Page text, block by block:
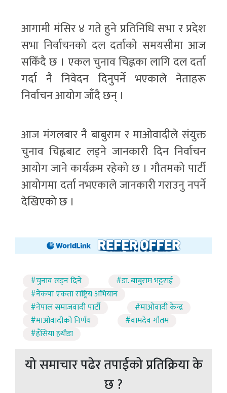
आगामी मंसिर ४ गते हुने प्रतिनिधि सभा र प्रदेश
सभा निर्वाचनको दल दर्ताको समयसीमा आज
सकिँदै छ । एकल चुनाव चिह्नका लागि दल दर्ता
गर्दा नै निवेदन दिनुपर्ने भएकाले नेताहरू
निर्वाचन आयोग जाँदै छन् ।
आज मंगलबार नै बाबुराम र माओवादीले संयुक्त
चुनाव चिह्नबाट लड्ने जानकारी दिन निर्वाचन
आयोग जाने कार्यक्रम रहेको छ । गौतमको पार्टी
आयोगमा दर्ता नभएकाले जानकारी गराउनु नपर्ने
देखिएको छ ।
#चुनाव लड्न दिने
#डा. बाबुराम भट्टराई
#नेकपा एकता राष्ट्रिय अभियान
#नेपाल समाजवादी पार्टी
#माओवादी केन्द्र
#माओवादीको निर्णय
#वामदेव गौतम
#हँसिया हथौडा
यो समाचार पढेर तपाईको प्रतिक्रिया के
छ ?